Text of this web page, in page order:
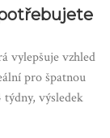
vylepšuje vzhled
pro špatnou
týdny, výsledek